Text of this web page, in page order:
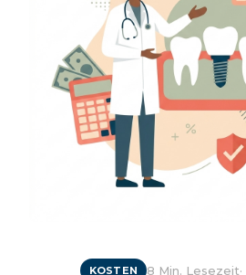
KOSTEN 8 Min. Lesezeit·